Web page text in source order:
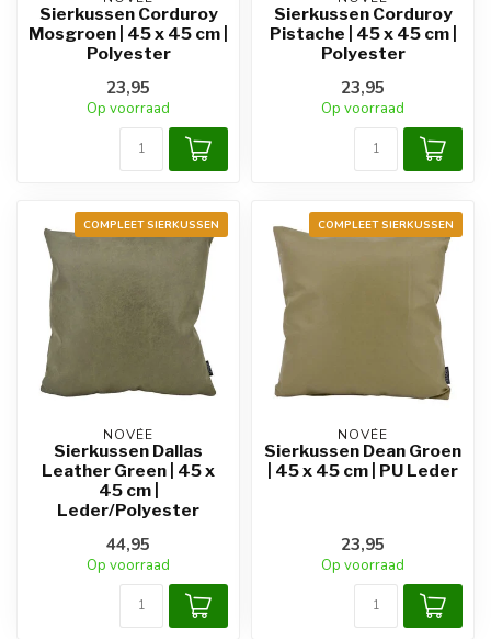
Sierkussen Corduroy
Mosgroen | 45 x 45 cm |
Polyester
23,95
Op voorraad
Sierkussen Corduroy
Pistache | 45 x 45 cm |
Polyester
23,95
Op voorraad
COMPLEET SIERKUSSEN
NOVÉE
Sierkussen Dallas
Leather Green | 45 x
45 cm |
Leder/Polyester
44,95
Op voorraad
COMPLEET SIERKUSSEN
NOVÉE
Sierkussen Dean Groen
| 45 x 45 cm | PU Leder
23,95
Op voorraad